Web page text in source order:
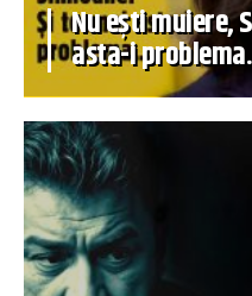
Nu ești muiere,
asta-i